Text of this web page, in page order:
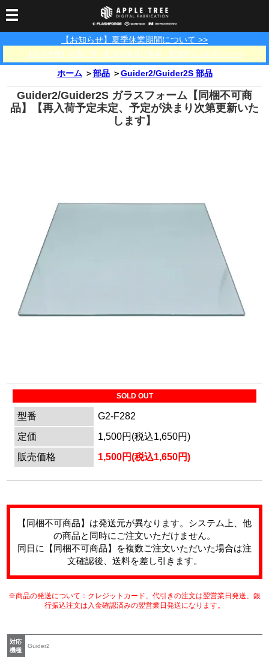
【お知らせ】夏季休業期間について >>
【佐川急便】地震に伴う配送遅延及び集荷・配達停止のお知らせ >>
3Dプリンター
3Dプリンター一覧 FLASHFORGE Bambu Lab
3Dスキャナー
SCANOLOGY 3DeVOK 3Dスキャナー消耗品
3DMakerpro
フィラメント
フィラメント一覧 FLASHFORGE Bambu Lab
その他
光造形用レジン
LCD用レジン
消耗品
湿ボックス
PP用タックシート
在庫処分セール
お問い合わせ FAQ
ホーム ＞部品 ＞Guider2/Guider2S 部品
Guider2/Guider2S ガラスフォーム【同梱不可商
品】【再入荷予定未定、予定が決まり次第更新いた
します】
SOLD OUT
型番
G2-F282
定価
1,500円(税込1,650円)
販売価格
1,500円(税込1,650円)
【同梱不可商品】は発送元が異なります。システム上、他
の商品と同時にご注文いただけません。
同日に【同梱不可商品】を複数ご注文いただいた場合は注
文確認後、送料を差し引きます。
※商品の発送について：クレジットカード、代引きの注文は翌営業日発送、銀
行振込注文は入金確認済みの翌営業日発送になります。
対応
機種
Guider2